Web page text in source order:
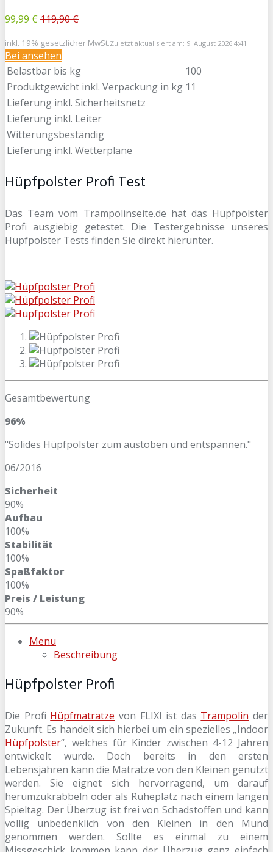
99,99 € 119,90 €
inkl. 19% gesetzlicher MwSt.Zuletzt aktualisiert am: 9. August 2026 4:41
Bei ansehen
Belastbar bis kg
100
Produktgewicht inkl. Verpackung in kg 11
Lieferung inkl. Sicherheitsnetz
Lieferung inkl. Leiter
Witterungsbeständig
Lieferung inkl. Wetterplane
Hüpfpolster Profi Test
Das Team vom Trampolinseite.de hat das Hüpfpolster
Profi ausgiebig getestet. Die Testergebnisse unseres
Hüpfpolster Tests finden Sie direkt hierunter.
Gesamtbewertung
96%
"Solides Hüpfpolster zum austoben und entspannen."
06/2016
Sicherheit
90%
Aufbau
100%
Stabilität
100%
Spaßfaktor
100%
Preis / Leistung
90%
Menu
Beschreibung
Hüpfpolster Profi
Die Profi Hüpfmatratze von FLIXI ist das Trampolin der
Zukunft. Es handelt sich hierbei um ein spezielles „Indoor
Hüpfpolster“, welches für Kinder zwischen 4-12 Jahren
entwickelt wurde. Doch bereits in den ersten
Lebensjahren kann die Matratze von den Kleinen genutzt
werden. Sie eignet sich hervorragend, um darauf
herumzukrabbeln oder als Ruheplatz nach einem langen
Spieltag. Der Überzug ist frei von Schadstoffen und kann
völlig unbedenklich von den Kleinen in den Mund
genommen werden. Sollte es einmal zu einem